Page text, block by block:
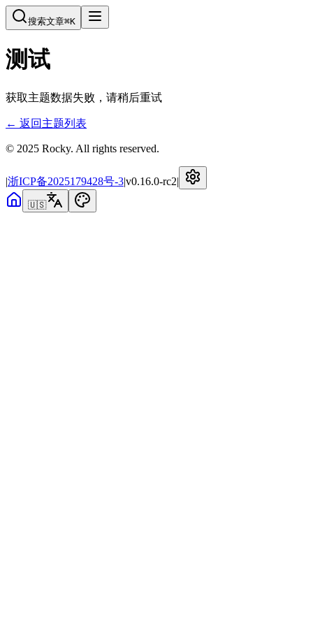
搜索文章⌘K
测试
获取主题数据失败，请稍后重试
← 返回主题列表
© 2025 Rocky. All rights reserved.
|浙ICP备2025179428号-3|v0.16.0-rc2|
🇺🇸